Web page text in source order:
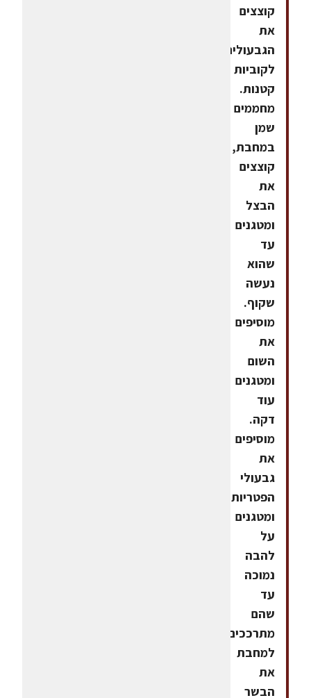
קוצצים
את
הגבעולים
לקוביות
קטנות.
מחממים
שמן
במחבת,
קוצצים
את
הבצל
ומטגנים
עד
שהוא
נעשה
שקוף.
מוסיפים
את
השום
ומטגנים
עוד
דקה.
מוסיפים
את
גבעולי
הפטריות
ומטגנים
על
להבה
נמוכה
עד
שהם
מתרככים.מוסיפים
למחבת
את
הבשר